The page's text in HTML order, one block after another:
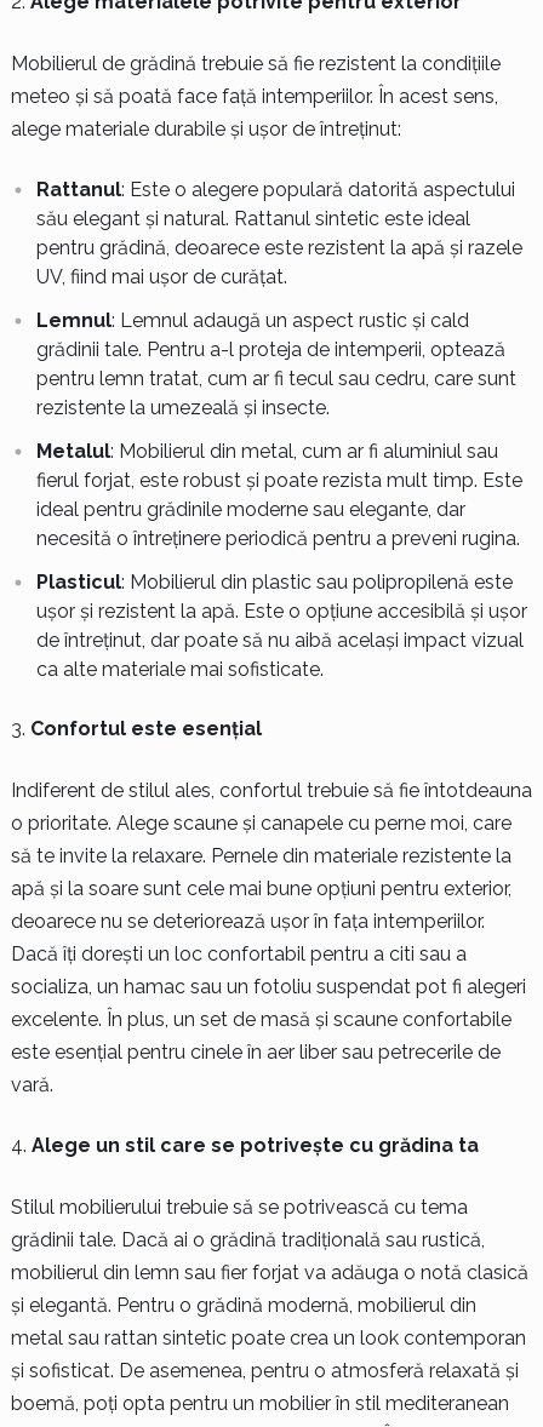
Mobilierul de grădină trebuie să fie rezistent la condițiile
meteo și să poată face față intemperiilor. În acest sens,
alege materiale durabile și ușor de întreținut:
Rattanul: Este o alegere populară datorită aspectului
său elegant și natural. Rattanul sintetic este ideal
pentru grădină, deoarece este rezistent la apă și razele
UV, fiind mai ușor de curățat.
Lemnul: Lemnul adaugă un aspect rustic și cald
grădinii tale. Pentru a-l proteja de intemperii, optează
pentru lemn tratat, cum ar fi tecul sau cedru, care sunt
rezistente la umezeală și insecte.
Metalul: Mobilierul din metal, cum ar fi aluminiul sau
fierul forjat, este robust și poate rezista mult timp. Este
ideal pentru grădinile moderne sau elegante, dar
necesită o întreținere periodică pentru a preveni rugina.
Plasticul: Mobilierul din plastic sau polipropilenă este
ușor și rezistent la apă. Este o opțiune accesibilă și ușor
de întreținut, dar poate să nu aibă același impact vizual
ca alte materiale mai sofisticate.
Confortul este esențial
Indiferent de stilul ales, confortul trebuie să fie întotdeauna
o prioritate. Alege scaune și canapele cu perne moi, care
să te invite la relaxare. Pernele din materiale rezistente la
apă și la soare sunt cele mai bune opțiuni pentru exterior,
deoarece nu se deteriorează ușor în fața intemperiilor.
Dacă îți dorești un loc confortabil pentru a citi sau a
socializa, un hamac sau un fotoliu suspendat pot fi alegeri
excelente. În plus, un set de masă și scaune confortabile
este esențial pentru cinele în aer liber sau petrecerile de
vară.
Alege un stil care se potrivește cu grădina ta
Stilul mobilierului trebuie să se potrivească cu tema
grădinii tale. Dacă ai o grădină tradițională sau rustică,
mobilierul din lemn sau fier forjat va adăuga o notă clasică
și elegantă. Pentru o grădină modernă, mobilierul din
metal sau rattan sintetic poate crea un look contemporan
și sofisticat. De asemenea, pentru o atmosferă relaxată și
boemă, poți opta pentru un mobilier în stil mediteranean